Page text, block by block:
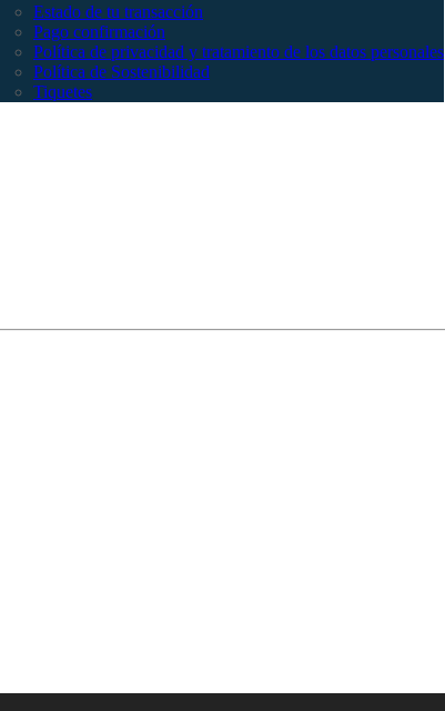
Estado de tu transacción
Pago confirmación
Política de privacidad y tratamiento de los datos personales
Política de Sostenibilidad
Tiquetes